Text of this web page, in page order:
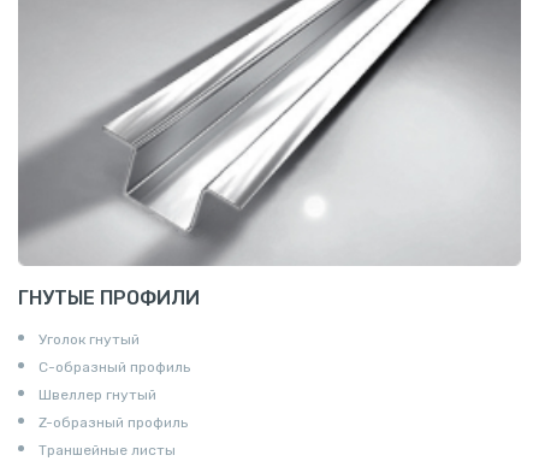
ГНУТЫЕ ПРОФИЛИ
Уголок гнутый
С-образный профиль
Швеллер гнутый
Z-образный профиль
Траншейные листы